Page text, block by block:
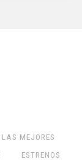
LAS MEJORES
ESTRENOS